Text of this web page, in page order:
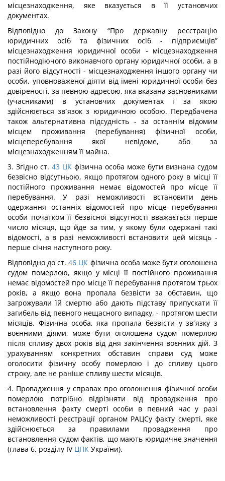
місцезнаходження, яке вказується в її установчих
документах.
Відповідно до Закону “Про державну реєстрацію
юридичних осіб та фізичних осіб - підприємців”
місцезнаходження юридичної особи - місцезнаходження
постійнодіючого виконавчого органу юридичної особи, а в
разі його відсутності - місцезнаходження іншого органу чи
особи, уповноваженої діяти від імені юридичної особи без
довіреності, за певною адресою, яка вказана засновниками
(учасниками) в установчих документах і за якою
здійснюється зв´язок з юридичною особою. Передбачена
також альтернативна підсудність - за останнім відомим
місцем проживання (перебування) фізичної особи,
місцеперебування якої невідоме, або за
місцезнаходженням її майна.
3. Згідно ст. 43 ЦК фізична особа може бути визнана судом
безвісно відсутньою, якщо протягом одного року в місці її
постійного проживання немає відомостей про місце її
перебування. У разі неможливості встановити день
одержання останніх відомостей про місце перебування
особи початком її безвісної відсутності вважається перше
число місяця, що йде за тим, у якому були одержані такі
відомості, а в разі неможливості встановити цей місяць -
перше січня наступного року.
Відповідно до ст. 46 ЦК фізична особа може бути оголошена
судом померлою, якщо у місці її постійного проживання
немає відомостей про місце її перебування протягом трьох
років, а якщо вона пропала безвісти за обставин, що
загрожували їй смертю або дають підставу припускати її
загибель від певного нещасного випадку, - протягом шести
місяців. Фізична особа, яка пропала безвісти у зв´язку з
воєнними діями, може бути оголошена судом померлою
після спливу двох років від дня закінчення воєнних дій. З
урахуванням конкретних обставин справи суд може
оголосити фізичну особу померлою і до спливу цього
строку, але не раніше спливу шести місяців.
4. Провадження у справах про оголошення фізичної особи
померлою потрібно відрізняти від провадження про
встановлення факту смерті особи в певний час у разі
неможливості реєстрації органом РАЦСу факту смерті, яке
здійснюється за правилами провадження про
встановлення судом фактів, що мають юридичне значення
(глава 6, розділу IV ЦПК України).